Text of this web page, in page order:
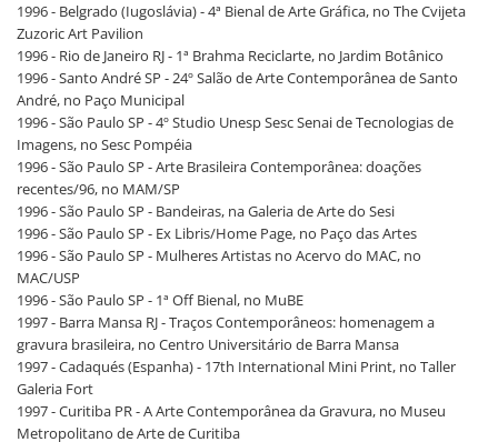
1996 - Belgrado (Iugoslávia) - 4ª Bienal de Arte Gráfica, no The Cvijeta
Zuzoric Art Pavilion
1996 - Rio de Janeiro RJ - 1ª Brahma Reciclarte, no Jardim Botânico
1996 - Santo André SP - 24º Salão de Arte Contemporânea de Santo
André, no Paço Municipal
1996 - São Paulo SP - 4º Studio Unesp Sesc Senai de Tecnologias de
Imagens, no Sesc Pompéia
1996 - São Paulo SP - Arte Brasileira Contemporânea: doações
recentes/96, no MAM/SP
1996 - São Paulo SP - Bandeiras, na Galeria de Arte do Sesi
1996 - São Paulo SP - Ex Libris/Home Page, no Paço das Artes
1996 - São Paulo SP - Mulheres Artistas no Acervo do MAC, no
MAC/USP
1996 - São Paulo SP - 1ª Off Bienal, no MuBE
1997 - Barra Mansa RJ - Traços Contemporâneos: homenagem a
gravura brasileira, no Centro Universitário de Barra Mansa
1997 - Cadaqués (Espanha) - 17th International Mini Print, no Taller
Galeria Fort
1997 - Curitiba PR - A Arte Contemporânea da Gravura, no Museu
Metropolitano de Arte de Curitiba